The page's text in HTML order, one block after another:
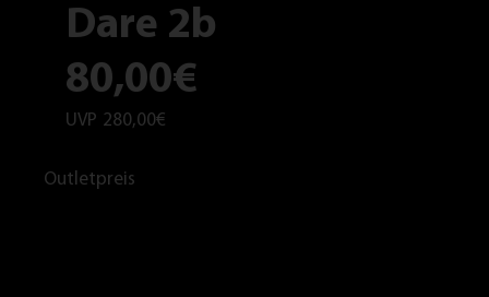
Dare 2b
80,00€
UVP 280,00€
Outletpreis